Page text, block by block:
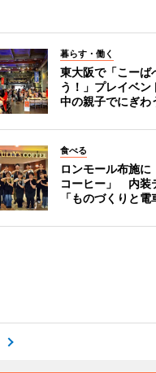
暮らす・働く
東大阪で「こーば
う！」プレイベ
中の親子でにぎわ
食べる
ロンモール布施に
コーヒー」 内装
「ものづくりと電